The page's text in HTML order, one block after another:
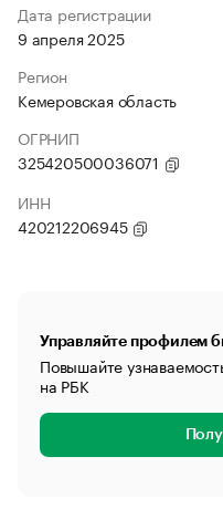
Дата регистрации
9 апреля 2025
Регион
Кемеровская область
ОГРНИП
325420500036071
ИНН
420212206945
Управляйте профилем
Повышайте
на РБК